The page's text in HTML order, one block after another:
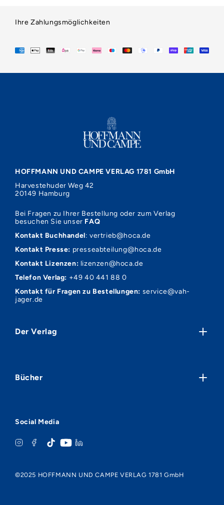
Ihre Zahlungsmöglichkeiten
HOFFMANN UND CAMPE VERLAG 1781 GmbH
Harvestehuder Weg 42
20149 Hamburg
Bei Fragen zu Ihrer Bestellung oder zum Verlag
besuchen Sie unser FAQ
Kontakt Buchhandel:vertrieb@hoca.de
Kontakt Presse: presseabteilung@hoca.de
Kontakt Lizenzen: lizenzen@hoca.de
Telefon Verlag: +49 40 441 88 0
Kontakt für Fragen zu Bestellungen: service@vah-
jager.de
Der Verlag
Presse
FAQ
Widerrufsrecht
Netiquette
Bücher
Romane & Erzählungen
Sachbücher & Biografien
Social Media
©2025 HOFFMANN UND CAMPE VERLAG 1781 GmbH